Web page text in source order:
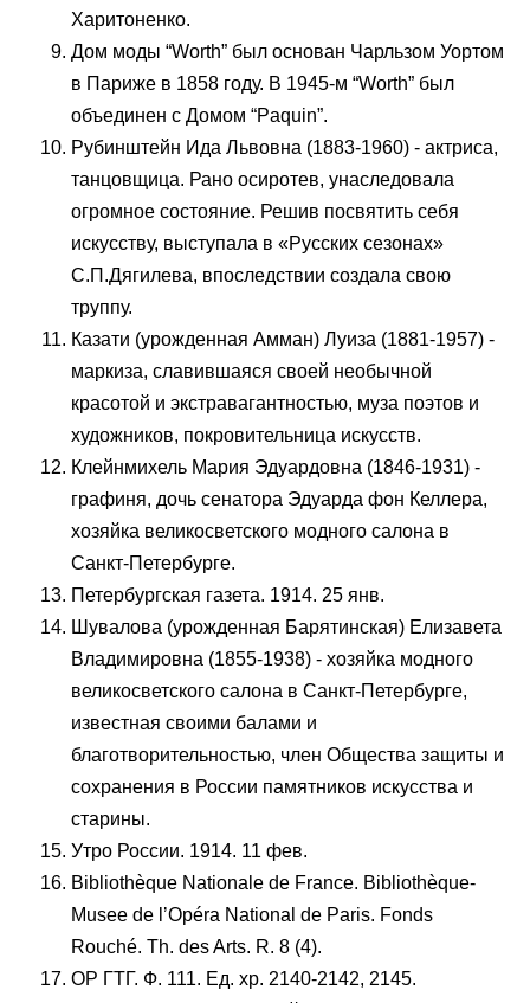
Харитоненко.
Дом моды “Worth” был основан Чарльзом Уортом
в Париже в 1858 году. В 1945-м “Worth” был
объединен с Домом “Paquin”.
Рубинштейн Ида Львовна (1883-1960) - актриса,
танцовщица. Рано осиротев, унаследовала
огромное состояние. Решив посвятить себя
искусству, выступала в «Русских сезонах»
С.П.Дягилева, впоследствии создала свою
труппу.
Казати (урожденная Амман) Луиза (1881-1957) -
маркиза, славившаяся своей необычной
красотой и экстравагантностью, муза поэтов и
художников, покровительница искусств.
Клейнмихель Мария Эдуардовна (1846-1931) -
графиня, дочь сенатора Эдуарда фон Келлера,
хозяйка великосветского модного салона в
Санкт-Петербурге.
Петербургская газета. 1914. 25 янв.
Шувалова (урожденная Барятинская) Елизавета
Владимировна (1855-1938) - хозяйка модного
великосветского салона в Санкт-Петербурге,
известная своими балами и
благотворительностью, член Общества защиты и
сохранения в России памятников искусства и
старины.
Утро России. 1914. 11 фев.
Bibliothèque Nationale de France. Bibliothèque-
Musee de lʼOpéra National de Paris. Fonds
Rouché. Th. des Arts. R. 8 (4).
ОР ГТГ. Ф. 111. Ед. хр. 2140-2142, 2145.